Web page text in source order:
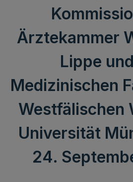
Ärztekammer
Lippe
Medizinischen
Westfälischen
Universität
24.